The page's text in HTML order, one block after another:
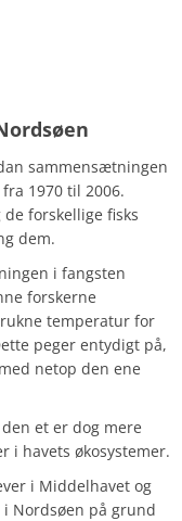
sammensætningen
1970 til 2006.
forskellige fisks
dem.
i fangsten
forskerne
temperatur for
peger entydigt på,
netop den ene
et er dog mere
i havets økosystemer.
i Middelhavet og
Nordsøen på grund